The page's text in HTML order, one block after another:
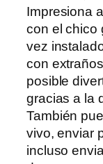
Impresiona
con el chico
vez
con
posible
gracias a la
También
vivo, enviar
incluso